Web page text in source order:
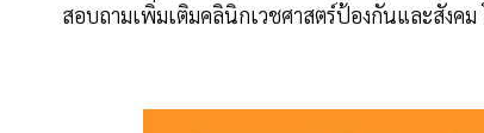
สอบถามเพิ่มเติมคลินิกเวชศาสตร์ป้องกันและสังค